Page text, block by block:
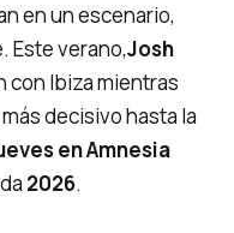
en un escenario,
Este verano,Josh
con Ibiza mientras
decisivo hasta la
en Amnesia
2026.